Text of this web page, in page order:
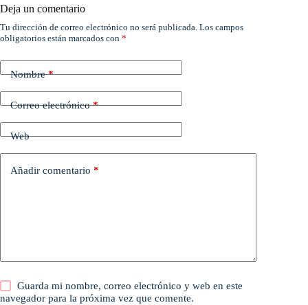
Deja un comentario
Tu dirección de correo electrónico no será publicada. Los campos
obligatorios están marcados con *
Nombre*
Correo electrónico*
Web
Añadir comentario *
Guarda mi nombre, correo electrónico y web en este
navegador para la próxima vez que comente.